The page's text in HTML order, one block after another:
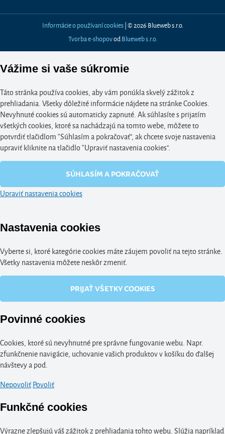
Informácie o používaní cookies| © 2026 Blueweb s.r.o.
Tvorba e-shopovod Blueweb s.r.o.
Vážime si vaše súkromie
Táto stránka používa cookies, aby vám ponúkla skvelý zážitok z
prehliadania. Všetky dôležité informácie nájdete na stránke Cookies.
Nevyhnuté cookies sú automaticky zapnuté. Ak súhlasíte s prijatím
všetkých cookies, ktoré sa nachádzajú na tomto webe, môžete to
potvrdiť tlačidlom “Súhlasím a pokračovať", ak chcete svoje nastavenia
upraviť kliknite na tlačidlo “Upraviť nastavenia cookies".
SÚHLASÍM A POKRAČOVAŤ
Upraviť nastavenia cookies
Nastavenia cookies
Vyberte si, ktoré kategórie cookies máte záujem povoliť na tejto stránke.
Všetky nastavenia môžete neskôr zmeniť.
PRIJAŤ VŠETKY COOKIES
Povinné cookies
Cookies, ktoré sú nevyhnutné pre správne fungovanie webu. Napr.
zfunkčnenie navigácie, uchovanie vašich produktov v košíku do ďalšej
návštevy a pod.
NepovoliťPovoliť
Funkčné cookies
Výrazne zlepšujú váš zážitok z prehliadania tohto webu. Slúžia napríklad